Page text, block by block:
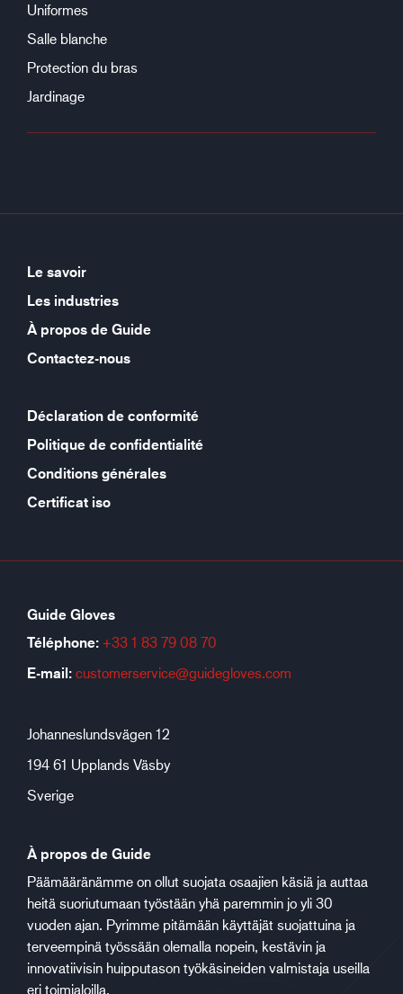
Uniformes
Salle blanche
Protection du bras
Jardinage
Le savoir
Les industries
À propos de Guide
Contactez-nous
Déclaration de conformité
Politique de confidentialité
Conditions générales
Certificat iso
Guide Gloves
Téléphone: +33 1 83 79 08 70
E-mail: customerservice@guidegloves.com
Johanneslundsvägen 12
194 61 Upplands Väsby
Sverige
À propos de Guide
Päämääränämme on ollut suojata osaajien käsiä ja auttaa
heitä suoriutumaan työstään yhä paremmin jo yli 30
vuoden ajan. Pyrimme pitämään käyttäjät suojattuina ja
terveempinä työssään olemalla nopein, kestävin ja
innovatiivisin huipputason työkäsineiden valmistaja useilla
eri toimialoilla.